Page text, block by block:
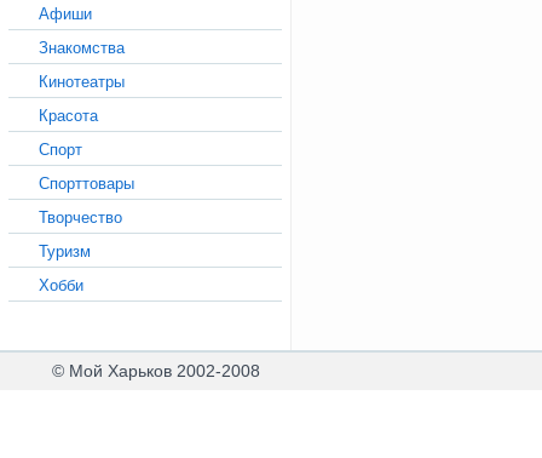
Афиши
Знакомства
Кинотеатры
Красота
Спорт
Спорттовары
Творчество
Туризм
Хобби
© Мой Харьков 2002-2008